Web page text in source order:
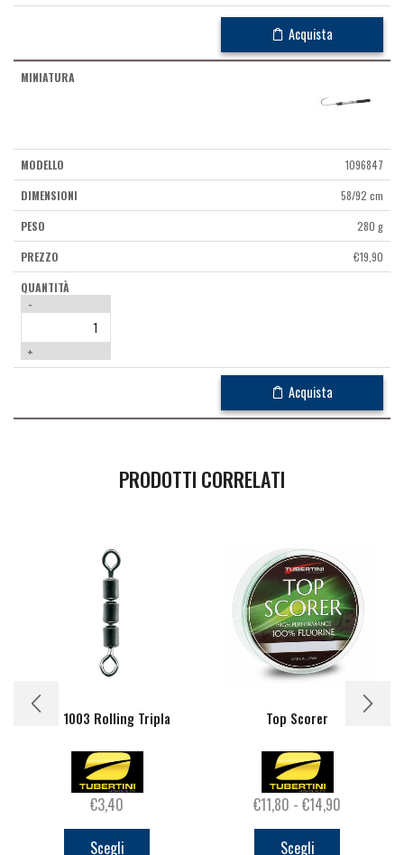
Acquista
1096847
58/92 cm
280 g
€19,90
-
+
Acquista
PRODOTTI CORRELATI
TB 1003 Rolling Tripla
€3,40
Scegli
Questo
Top Scorer
€11,80 - €14,90
Scegli
Questo